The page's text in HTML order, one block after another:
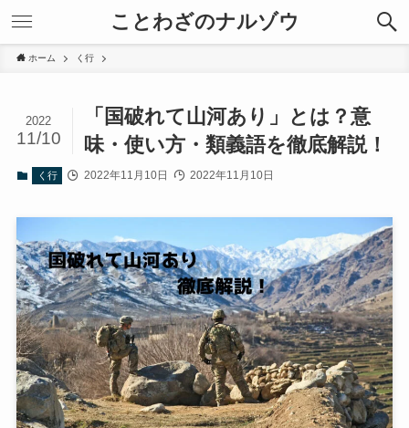
ことわざのナルゾウ
ホーム く行
「国破れて山河あり」とは？意
味・使い方・類義語を徹底解説！
2022
11/10
く行 2022年11月10日 2022年11月10日